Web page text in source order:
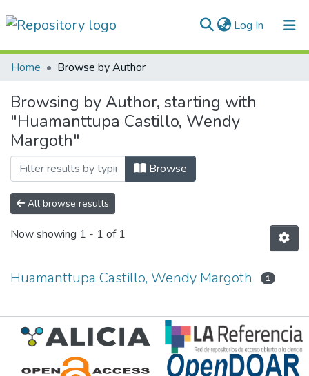
Log In (current)
Communities & Collections
All of DSpace
Normativas
Home Browse by Author
Browsing by Author, starting with
"Huamanttupa Castillo, Wendy
Margoth"
Browse
All browse results
Now showing 1 - 1 of 1
Huamanttupa Castillo, Wendy Margoth 1